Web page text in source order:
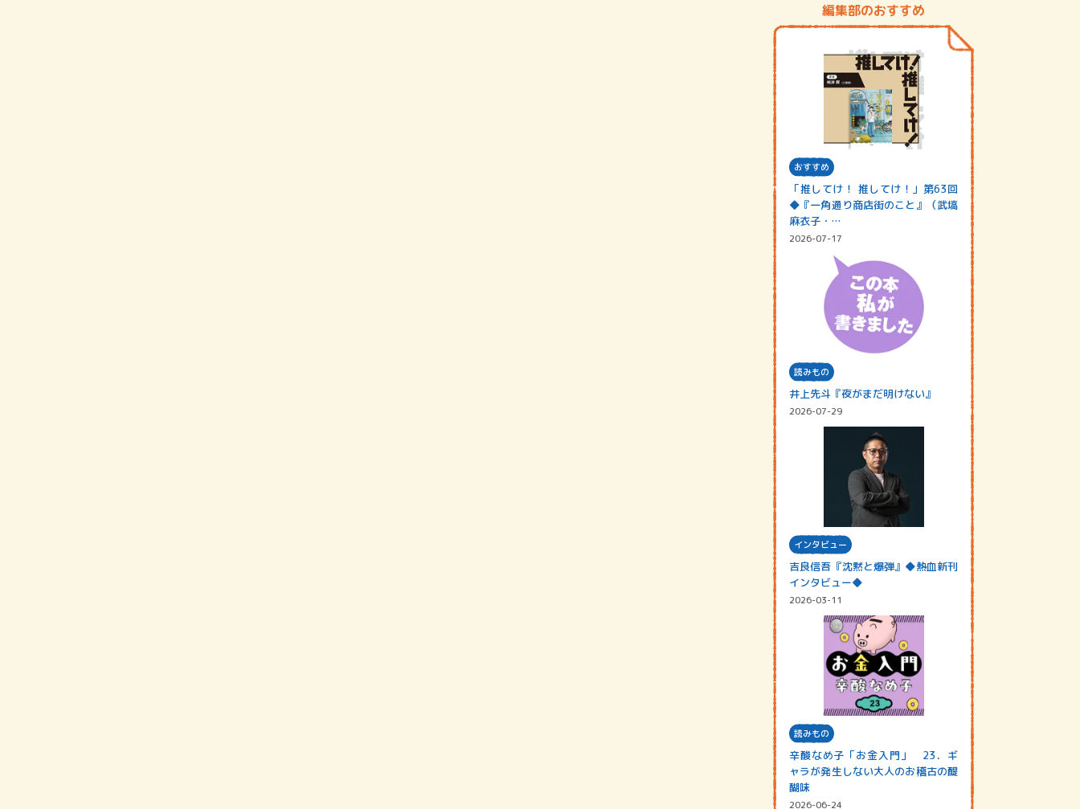
編集部のおすすめ
おすすめ
「推してけ！ 推してけ！」第63回
◆『一角通り商店街のこと』（武塙
麻衣子・…
2026-07-17
読みもの
井上先斗『夜がまだ明けない』
2026-07-29
インタビュー
吉良信吾『沈黙と爆弾』◆熱血新刊
インタビュー◆
2026-03-11
読みもの
辛酸なめ子「お金入門」 23．ギ
ャラが発生しない大人のお稽古の醍
醐味
2026-06-24